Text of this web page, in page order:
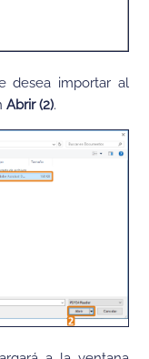
desea importar al
Abrir (2).